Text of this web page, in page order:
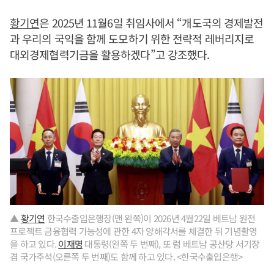
황기연은 2025년 11월6일 취임사에서 “개도국의 경제발전
과 우리의 국익을 함께 도모하기 위한 전략적 레버리지로
대외경제협력기금을 활용하겠다”고 강조했다.
▲황기연 한국수출입은행장(맨 왼쪽)이 2026년 4월22일 베트남 원전
프로젝트 금융협력 가능성에 관한 4자 양해각서를 체결한 뒤 기념촬영
을 하고 있다.이재명 대통령(왼쪽 두 번째), 또 럼 베트남 공산당 서기장
겸 국가주석(오른쪽 두 번째)도 함께 하고 있다. <한국수출입은행>